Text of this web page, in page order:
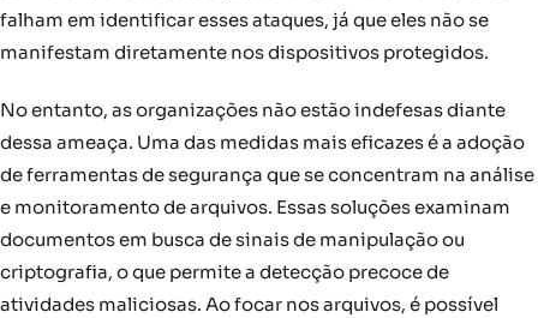
falham em identificar esses ataques, já que eles não se
manifestam diretamente nos dispositivos protegidos.
No entanto, as organizações não estão indefesas diante
dessa ameaça. Uma das medidas mais eficazes é a adoção
de ferramentas de segurança que se concentram na análise
e monitoramento de arquivos. Essas soluções examinam
documentos em busca de sinais de manipulação ou
criptografia, o que permite a detecção precoce de
atividades maliciosas. Ao focar nos arquivos, é possível